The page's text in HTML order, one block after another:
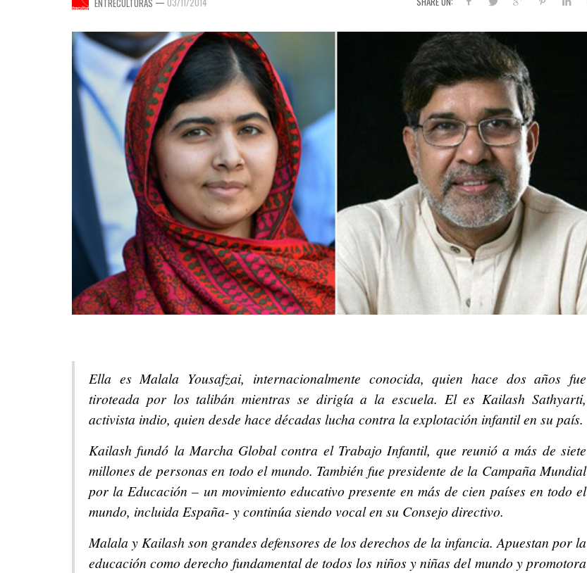
Ella es Malala Yousafzai, internacionalmente conocida, quien hace dos años fue
tiroteada por los talibán mientras se dirigía a la escuela. El es Kailash Sathyarti,
activista indio, quien desde hace décadas lucha contra la explotación infantil en su país.
Kailash fundó la Marcha Global contra el Trabajo Infantil, que reunió a más de siete
millones de personas en todo el mundo. También fue presidente de la Campaña Mundial
por la Educación – un movimiento educativo presente en más de cien países en todo el
mundo, incluida España- y continúa siendo vocal en su Consejo directivo.
Malala y Kailash son grandes defensores de los derechos de la infancia. Apuestan por la
educación como derecho fundamental de todos los niños y niñas del mundo y promotora